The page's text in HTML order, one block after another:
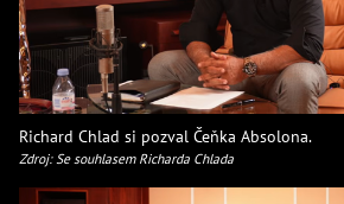
Richard Chlad si pozval Čeňka Absolona.
Zdroj: Se souhlasem Richarda Chlada